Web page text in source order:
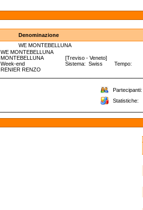
Denominazione
WE MONTEBELLUNA
WE MONTEBELLUNA
MONTEBELLUNA
[Treviso - Veneto]
Week-end
Sistema: Swiss Tempo:
RENIER RENZO
Partecipanti:
Statistiche: